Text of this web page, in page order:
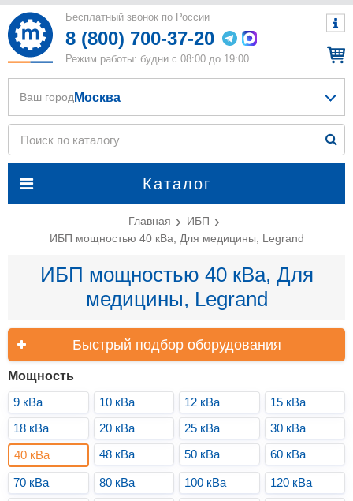
Бесплатный звонок по России
8 (800) 700-37-20
Режим работы: будни с 08:00 до 19:00
Каталог
Ваш город Москва
Главная
ИБП
ИБП мощностью 40 кВа, Для медицины, Legrand
ИБП мощностью 40 кВа, Для
медицины, Legrand
Быстрый подбор оборудования
Мощность
9 кВа
10 кВа 12 кВа
15 кВа
18 кВа
20 кВа 25 кВа
30 кВа
40 кВа
48 кВа 50 кВа 60 кВа
70 кВа 80 кВа 100 кВа
120 кВа